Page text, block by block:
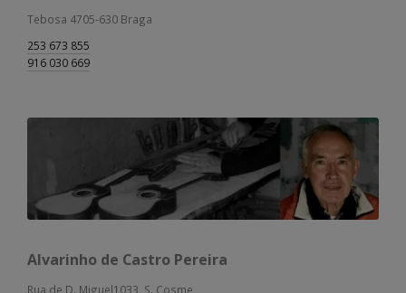
Tebosa 4705-630 Braga
253 673 855
916 030 669
Alvarinho de Castro Pereira
Rua de D. Miguel1033, S. Cosme